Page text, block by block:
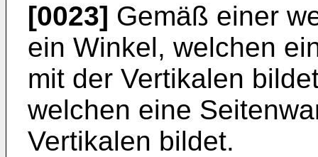
[0023] Gemäß einer
ein Winkel, welchen
mit der Vertikalen
welchen eine
Vertikalen bildet.